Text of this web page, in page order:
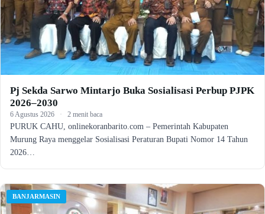
Pj Sekda Sarwo Mintarjo Buka Sosialisasi Perbup PJPK
2026–2030
6 Agustus 2026 · 2 menit baca
PURUK CAHU, onlinekoranbarito.com – Pemerintah Kabupaten
Murung Raya menggelar Sosialisasi Peraturan Bupati Nomor 14 Tahun
2026…
BANJARMASIN